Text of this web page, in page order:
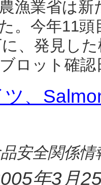
漁業省は新
。今年11
、発見した
ロット確
ツ、
安全関係情
年3月